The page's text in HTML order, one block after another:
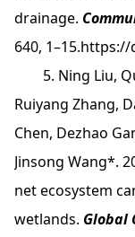
drainage.
640, 1–15.https://
5. Ning Liu,
Ruiyang Zhang,
Chen, Dezhao
Jinsong Wang*.
net ecosystem
wetlands. Global